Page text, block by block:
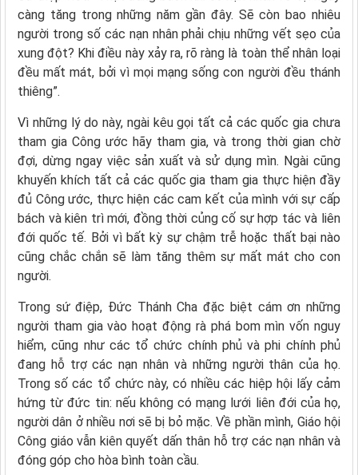
càng tăng trong những năm gần đây. Sẽ còn bao nhiêu
người trong số các nạn nhân phải chịu những vết sẹo của
xung đột? Khi điều này xảy ra, rõ ràng là toàn thể nhân loại
đều mất mát, bởi vì mọi mạng sống con người đều thánh
thiêng”.
Vì những lý do này, ngài kêu gọi tất cả các quốc gia chưa
tham gia Công ước hãy tham gia, và trong thời gian chờ
đợi, dừng ngay việc sản xuất và sử dụng mìn. Ngài cũng
khuyến khích tất cả các quốc gia tham gia thực hiện đầy
đủ Công ước, thực hiện các cam kết của mình với sự cấp
bách và kiên trì mới, đồng thời củng cố sự hợp tác và liên
đới quốc tế. Bởi vì bất kỳ sự chậm trễ hoặc thất bại nào
cũng chắc chắn sẽ làm tăng thêm sự mất mát cho con
người.
Trong sứ điệp, Đức Thánh Cha đặc biệt cám ơn những
người tham gia vào hoạt động rà phá bom mìn vốn nguy
hiểm, cũng như các tổ chức chính phủ và phi chính phủ
đang hỗ trợ các nạn nhân và những người thân của họ.
Trong số các tổ chức này, có nhiều các hiệp hội lấy cảm
hứng từ đức tin: nếu không có mạng lưới liên đới của họ,
người dân ở nhiều nơi sẽ bị bỏ mặc. Về phần mình, Giáo hội
Công giáo vẫn kiên quyết dấn thân hỗ trợ các nạn nhân và
đóng góp cho hòa bình toàn cầu.